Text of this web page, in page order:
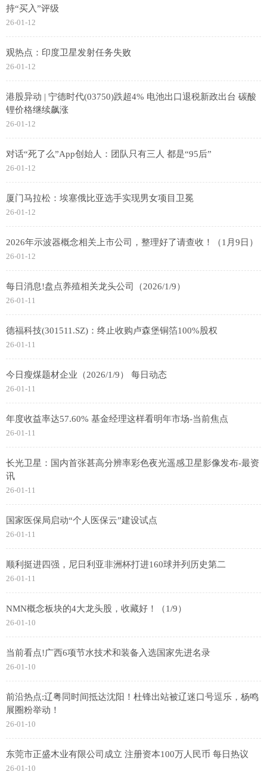
持“买入”评级
26-01-12
观热点：印度卫星发射任务失败
26-01-12
港股异动 | 宁德时代(03750)跌超4% 电池出口退税新政出台 碳酸
锂价格继续飙涨
26-01-12
对话“死了么”App创始人：团队只有三人 都是“95后”
26-01-12
厦门马拉松：埃塞俄比亚选手实现男女项目卫冕
26-01-12
2026年示波器概念相关上市公司，整理好了请查收！（1月9日）
26-01-12
每日消息!盘点养殖相关龙头公司（2026/1/9）
26-01-11
德福科技(301511.SZ)：终止收购卢森堡铜箔100%股权
26-01-11
今日瘦煤题材企业（2026/1/9） 每日动态
26-01-11
年度收益率达57.60% 基金经理这样看明年市场-当前焦点
26-01-11
长光卫星：国内首张甚高分辨率彩色夜光遥感卫星影像发布-最资
讯
26-01-11
国家医保局启动“个人医保云”建设试点
26-01-11
顺利挺进四强，尼日利亚非洲杯打进160球并列历史第二
26-01-11
NMN概念板块的4大龙头股，收藏好！（1/9）
26-01-10
当前看点!广西6项节水技术和装备入选国家先进名录
26-01-10
前沿热点:辽粤同时间抵达沈阳！杜锋出站被辽迷口号逗乐，杨鸣
展圈粉举动！
26-01-10
东莞市正盛木业有限公司成立 注册资本100万人民币 每日热议
26-01-10